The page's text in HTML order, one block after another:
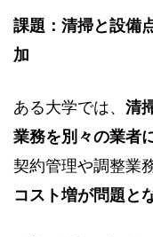
課題：清掃と設備
加
ある大学では、 清
業務を別々の業者
契約管理や調整業
コスト増が問題と